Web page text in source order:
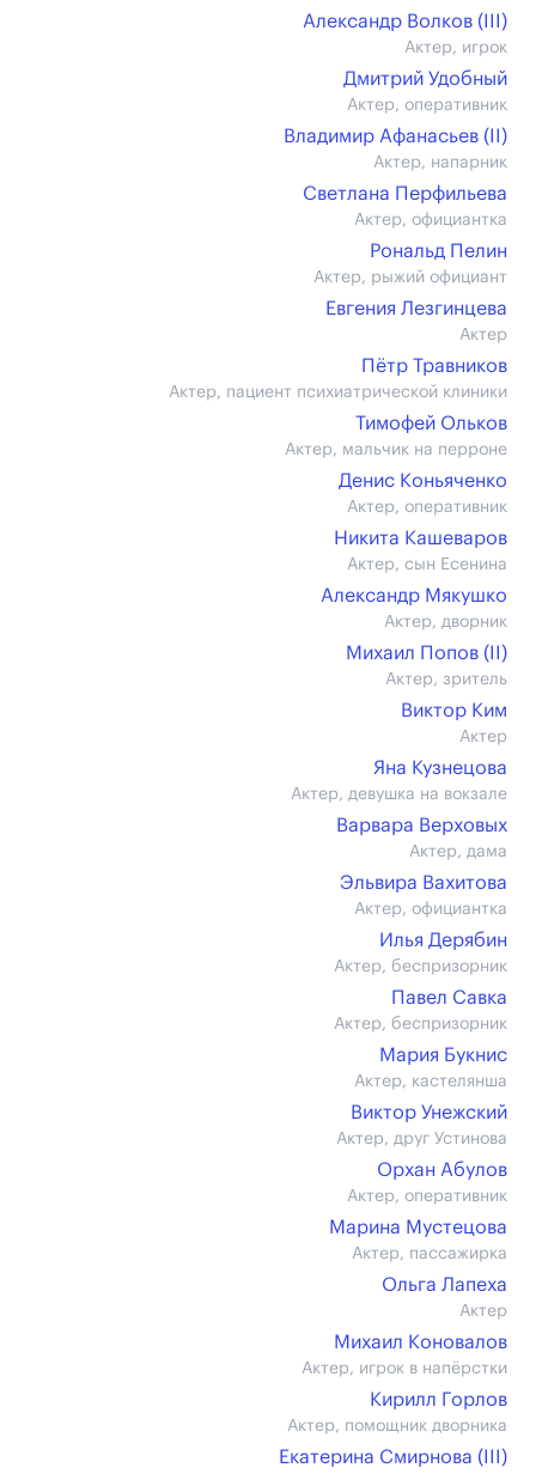
Александр Волков (III)
Актер, игрок
Дмитрий Удобный
Актер, оперативник
Владимир Афанасьев (II)
Актер, напарник
Светлана Перфильева
Актер, официантка
Рональд Пелин
Актер, рыжий официант
Евгения Лезгинцева
Актер
Пётр Травников
Актер, пациент психиатрической клиники
Тимофей Ольков
Актер, мальчик на перроне
Денис Коньяченко
Актер, оперативник
Никита Кашеваров
Актер, сын Есенина
Александр Мякушко
Актер, дворник
Михаил Попов (II)
Актер, зритель
Виктор Ким
Актер
Яна Кузнецова
Актер, девушка на вокзале
Варвара Верховых
Актер, дама
Эльвира Вахитова
Актер, официантка
Илья Дерябин
Актер, беспризорник
Павел Савка
Актер, беспризорник
Мария Букнис
Актер, кастелянша
Виктор Унежский
Актер, друг Устинова
Орхан Абулов
Актер, оперативник
Марина Мустецова
Актер, пассажирка
Ольга Лапеха
Актер
Михаил Коновалов
Актер, игрок в напёрстки
Кирилл Горлов
Актер, помощник дворника
Екатерина Смирнова (III)